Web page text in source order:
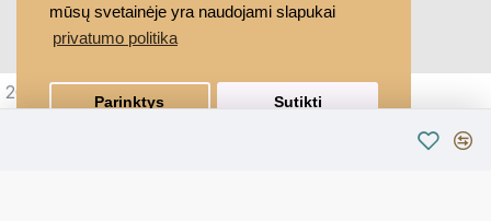
mūsų svetainėje yra naudojami slapukai
privatumo politika
Parinktys Sutikti
Susipažinau ir sutinku su Privatumo politika
2021 MEDRUBAI.LT, Visos teisės saugomos